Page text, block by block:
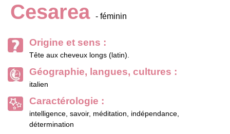
Cesarea - féminin
Origine et sens :
Tête aux cheveux longs (latin).
Géographie, langues, cultures :
italien
Caractérologie :
intelligence, savoir, méditation, indépendance,
détermination